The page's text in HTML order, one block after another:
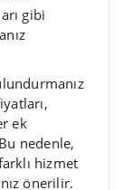
gibi
ek
nedenle,
hizmet
önerilir.